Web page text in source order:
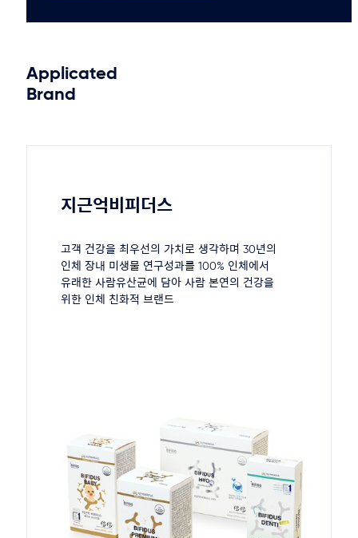
Applicated
Brand
지근억비피더스
고객 건강을 최우선의 가치로 생각하며 30년의
인체 장내 미생물 연구성과를 100% 인체에서
유래한 사람유산균에 담아 사람 본연의 건강을
위한 인체 친화적 브랜드